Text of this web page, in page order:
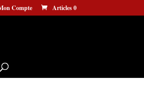
Compte Articles 0